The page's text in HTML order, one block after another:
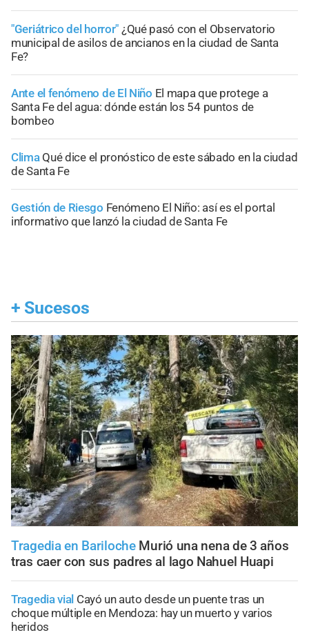
"Geriátrico del horror" ¿Qué pasó con el Observatorio
municipal de asilos de ancianos en la ciudad de Santa
Fe?
Ante el fenómeno de El Niño El mapa que protege a
Santa Fe del agua: dónde están los 54 puntos de
bombeo
Clima Qué dice el pronóstico de este sábado en la ciudad
de Santa Fe
Gestión de Riesgo Fenómeno El Niño: así es el portal
informativo que lanzó la ciudad de Santa Fe
+ Sucesos
Tragedia en Bariloche Murió una nena de 3 años
tras caer con sus padres al lago Nahuel Huapi
Tragedia vial Cayó un auto desde un puente tras un
choque múltiple en Mendoza: hay un muerto y varios
heridos